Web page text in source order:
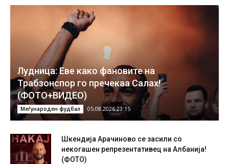
Лудница: Еве како фановите на
Трабзонспор го пречекаа Салах!
(ФОТО+ВИДЕО)
Меѓународен фудбал 05.08.2026 23:15
Шкендија Арачиново се засили со
некогашен репрезентативец на Албанија!
(ФОТО)